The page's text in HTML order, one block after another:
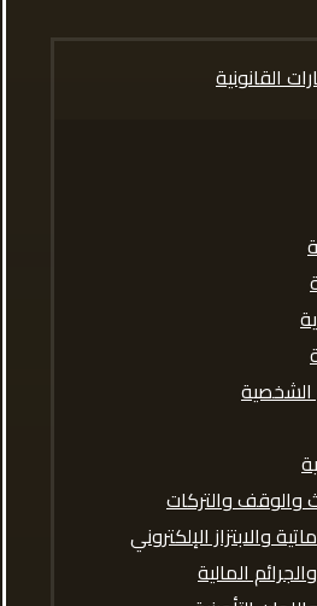
الشخصية
والوقف والتركات
والابتزاز الإلكتروني
المالية